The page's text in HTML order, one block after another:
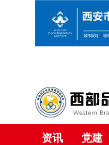
资讯 党建